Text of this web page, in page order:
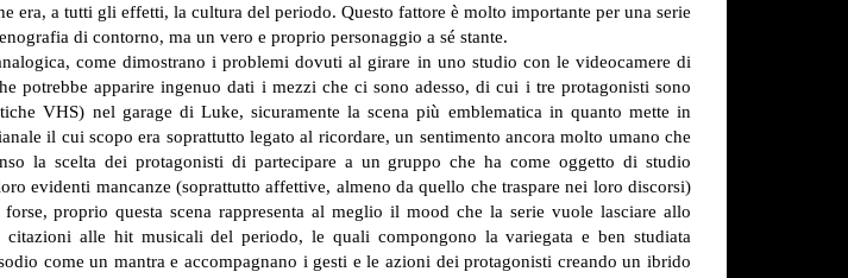
era, a tutti gli effetti, la cultura del periodo. Questo fattore è molto importante per una serie
di contorno, ma un vero e proprio personaggio a sé stante.
come dimostrano i problemi dovuti al girare in uno studio con le videocamere di
potrebbe apparire ingenuo dati i mezzi che ci sono adesso, di cui i tre protagonisti sono
VHS) nel garage di Luke, sicuramente la scena più emblematica in quanto mette in
il cui scopo era soprattutto legato al ricordare, un sentimento ancora molto umano che
la scelta dei protagonisti di partecipare a un gruppo che ha come oggetto di studio
evidenti mancanze (soprattutto affettive, almeno da quello che traspare nei loro discorsi)
forse, proprio questa scena rappresenta al meglio il mood che la serie vuole lasciare allo
alle hit musicali del periodo, le quali compongono la variegata e ben studiata
come un mantra e accompagnano i gesti e le azioni dei protagonisti creando un ibrido